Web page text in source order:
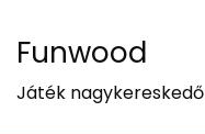
Funwood
Játék nagykereskedő